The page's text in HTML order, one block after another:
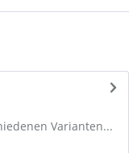
Varianten...